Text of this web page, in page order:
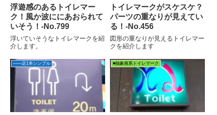
浮遊感のあるトイレマー
ク！風か波ににあおられて
いそう！‐No.799
浮いていそうなトイレマークを紹
介します。
トイレマークがスケスケ？
パーツの重なりが見えてい
る！‐No.456
図形の重なりが見えるトイレマー
クを紹介します
――足1本シンプル ■抽象画系トイレマーク